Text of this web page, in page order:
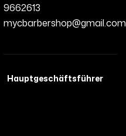
9662613
mycbarbershop@gmail.com
Hauptgeschäftsführer